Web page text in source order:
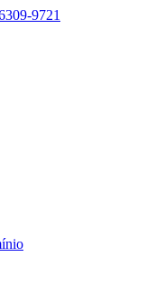
9721